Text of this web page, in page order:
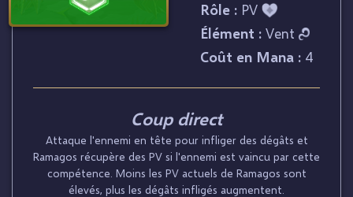
Rôle : PV
Élément : Vent
Coût en Mana : 4
Coup direct
Attaque l'ennemi en tête pour infliger des dégâts et
Ramagos récupère des PV si l'ennemi est vaincu par cette
compétence. Moins les PV actuels de Ramagos sont
élevés, plus les dégâts infligés augmentent.